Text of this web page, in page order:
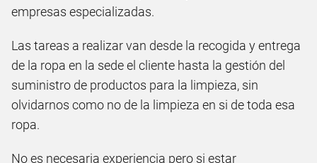
empresas especializadas.
Las tareas a realizar van desde la recogida y entrega
de la ropa en la sede el cliente hasta la gestión del
suministro de productos para la limpieza, sin
olvidarnos como no de la limpieza en si de toda esa
ropa.
No es necesaria experiencia pero si estar